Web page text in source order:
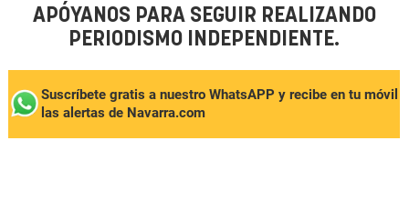
APÓYANOS PARA SEGUIR REALIZANDO
PERIODISMO INDEPENDIENTE.
Suscríbete gratis a nuestro WhatsAPP y recibe en tu móvil
las alertas de Navarra.com